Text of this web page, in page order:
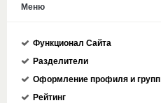
Меню
Функционал Сайта
Разделители
Оформление профиля и групп
Рейтинг